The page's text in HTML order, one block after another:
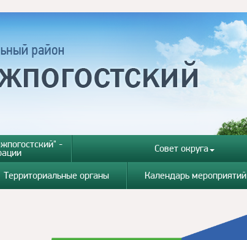
- Совет округа
Территориальные органы Календарь мероприятий